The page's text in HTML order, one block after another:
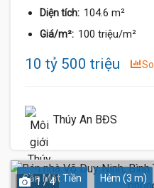
Diện tích: 104.6 m²
Giá/m²: 100 triệu/m²
10 tỷ 500 triệu
Thúy An BĐS
Gần Mặt Tiền Hẻm (3 m)
1 / 4